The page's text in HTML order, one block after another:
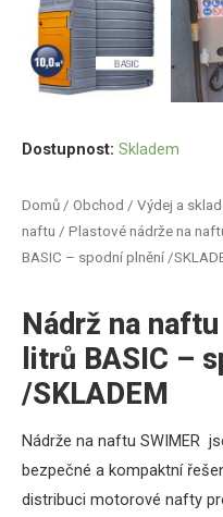
Domů / Obchod / Výdej a
naftu / Plastové nádrže na
BASIC – spodní plnění /
Nádrž na
litrů BASIC –
/SKLADEM
Nádrže na naftu SWIMER
bezpečné a kompaktní
distribuci motorové nafty
Dostupnost: Skladem